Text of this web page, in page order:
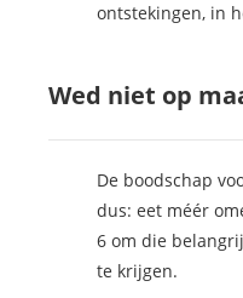
ontstekingen, in
Wed niet op
De boodschap
dus: eet méér
6 om die
te krijgen.